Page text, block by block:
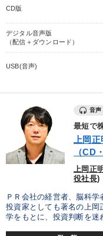
CD版
デジタル音声版
（配信＋ダウンロード）
USB(音声)
音声
最短で
上岡
（CD
上岡正
役社長)
ＰＲ会社の経営者、脳科
投資家としても著名の上岡
学をもとに、投資判断を迷